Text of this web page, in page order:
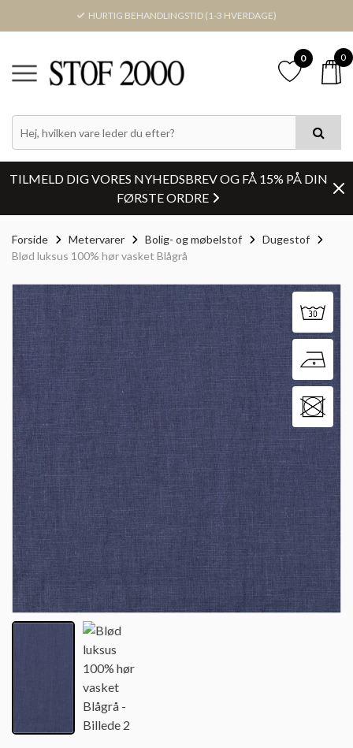
HURTIG BEHANDLINGSTID (1-3 HVERDAGE)
0 0
TILMELD DIG VORES NYHEDSBREV OG FÅ 15% PÅ DIN
FØRSTE ORDRE
Forside Metervarer Bolig- og møbelstof
Dugestof
Blød luksus 100% hør vasket Blågrå